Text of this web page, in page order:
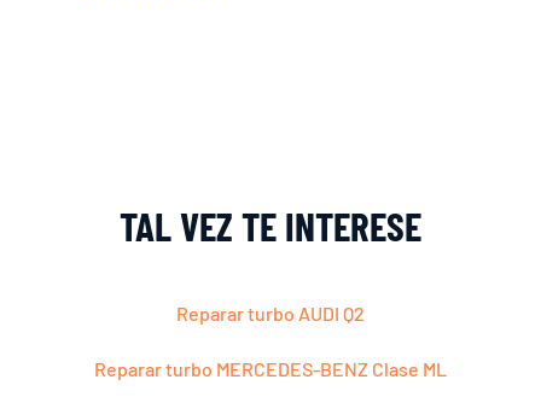
TAL VEZ TE INTERESE
Reparar turbo AUDI Q2
Reparar turbo MERCEDES-BENZ Clase ML